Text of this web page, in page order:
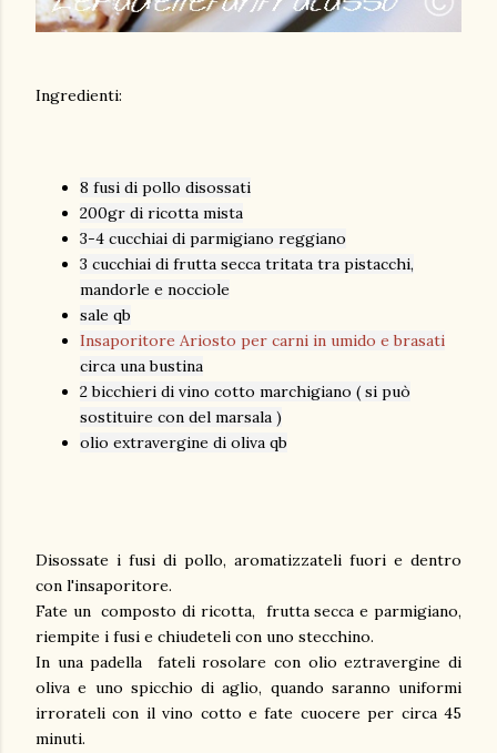
Ingredienti:
8 fusi di pollo disossati
200gr di ricotta mista
3-4 cucchiai di parmigiano reggiano
3 cucchiai di frutta secca tritata tra pistacchi,
mandorle e nocciole
sale qb
Insaporitore Ariosto per carni in umido e brasati
circa una bustina
2 bicchieri di vino cotto marchigiano ( si può
sostituire con del marsala )
olio extravergine di oliva qb
Disossate i fusi di pollo, aromatizzateli fuori e dentro
con l'insaporitore.
Fate un composto di ricotta, frutta secca e parmigiano,
riempite i fusi e chiudeteli con uno stecchino.
In una padella fateli rosolare con olio eztravergine di
oliva e uno spicchio di aglio, quando saranno uniformi
irrorateli con il vino cotto e fate cuocere per circa 45
minuti.